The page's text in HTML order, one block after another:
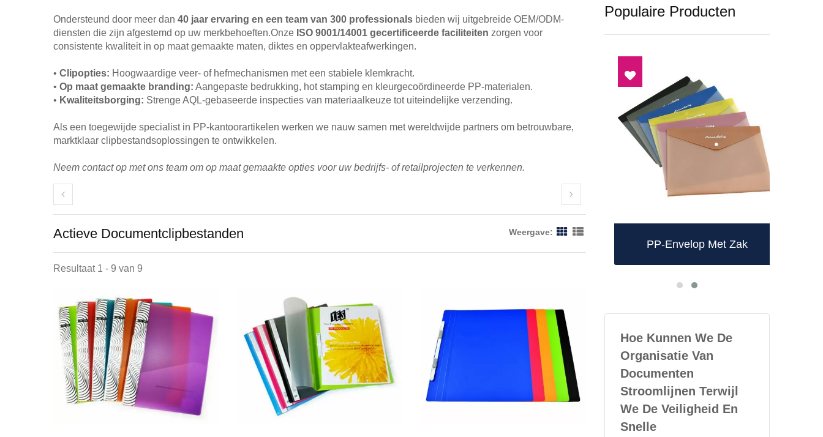
Ondersteund door meer dan 40 jaar ervaring en een team van 300 professionals bieden wij uitgebreide OEM/ODM-
diensten die zijn afgestemd op uw merkbehoeften.Onze ISO 9001/14001 gecertificeerde faciliteiten zorgen voor
consistente kwaliteit in op maat gemaakte maten, diktes en oppervlakteafwerkingen.
• Clipopties: Hoogwaardige veer- of hefmechanismen met een stabiele klemkracht.
• Op maat gemaakte branding: Aangepaste bedrukking, hot stamping en kleurgecoördineerde PP-materialen.
• Kwaliteitsborging: Strenge AQL-gebaseerde inspecties van materiaalkeuze tot uiteindelijke verzending.
Als een toegewijde specialist in PP-kantoorartikelen werken we nauw samen met wereldwijde partners om betrouwbare,
marktklaar clipbestandsoplossingen te ontwikkelen.
Neem contact op met ons team om op maat gemaakte opties voor uw bedrijfs- of retailprojecten te verkennen.
Actieve Documentclipbestanden Weergave:
Resultaat 1 - 9 van 9
Populaire Producten
PP L-Type Doorzichtige Map PP-Envelop Met Zak
Hoe Kunnen We De
Organisatie Van
Documenten
Stroomlijnen Terwijl
We De Veiligheid En
Snelle